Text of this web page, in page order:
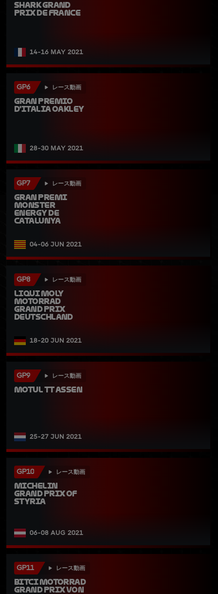
SHARK Grand
Prix de France
14-16 MAY 2021
GP6 レース動画
Gran Premio
d'Italia Oakley
28-30 MAY 2021
GP7 レース動画
Gran Premi
Monster
Energy de
Catalunya
04-06 JUN 2021
GP8 レース動画
Liqui Moly
Motorrad
Grand Prix
Deutschland
18-20 JUN 2021
GP9 レース動画
Motul TT Assen
25-27 JUN 2021
GP10 レース動画
Michelin
Grand Prix of
Styria
06-08 AUG 2021
GP11 レース動画
Bitci Motorrad
Grand Prix von